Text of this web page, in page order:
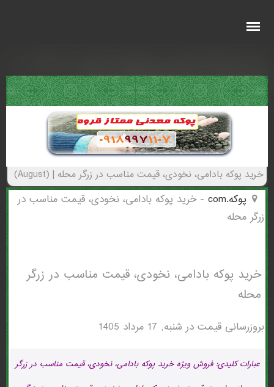
زرگر محله - (1442)(New - 2026)
خرید پوکه بادامی، نخودی، قیمت مناسب در زرگر محله | (August)
پوکه.com -خرید پوکه بادامی، نخودی، قیمت مناسب در
زرگر محله
خرید پوکه بادامی، نخودی، قیمت مناسب در زرگر
محله
بروزرسانی قیمت در شنبه, 17 مرداد 1405
عبارات کلیدی: فروش ویژه خرید پوکه بادامی، نخودی، قیمت مناسب در زرگر